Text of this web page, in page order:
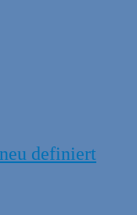
definiert